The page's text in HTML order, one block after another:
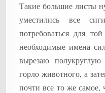
Такие большие листы
уместились все
потребоваться для
необходимые имена
вырезаю
горло животного, а
почти все то же самое,